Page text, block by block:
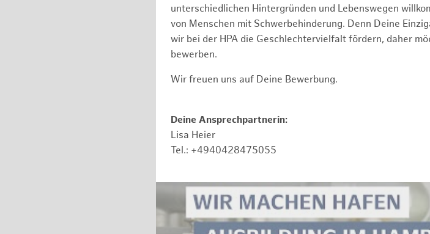
unterschiedlichen Hintergründen und Lebenswegen
von Menschen mit Schwerbehinderung. Denn Deine
wir bei der HPA die Geschlechtervielfalt fördern, daher
bewerben.
Wir freuen uns auf Deine Bewerbung.
Deine Ansprechpartnerin:
Lisa Heier
Tel.: +4940428475055